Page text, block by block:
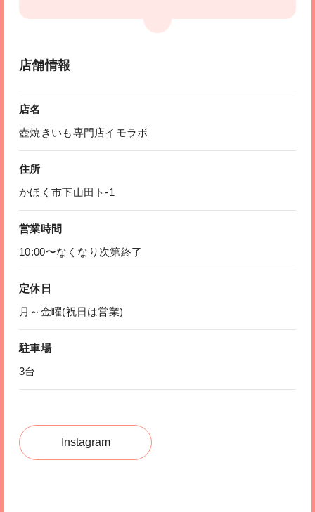
店舗情報
店名
壺焼きいも専門店イモラボ
住所
かほく市下山田ト-1
営業時間
10:00〜なくなり次第終了
定休日
月～金曜(祝日は営業)
駐車場
3台
Instagram